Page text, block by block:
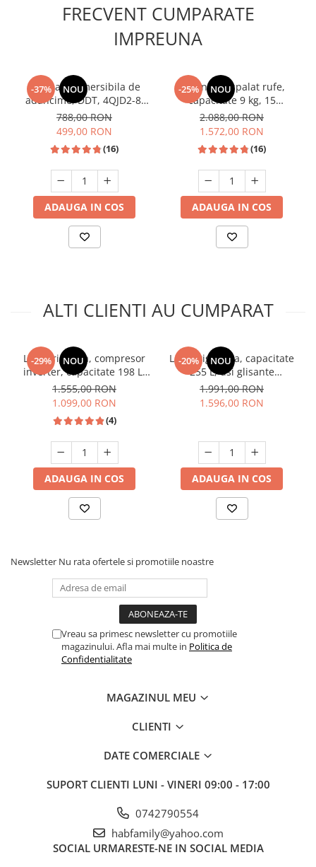
FRECVENT CUMPARATE
IMPREUNA
-37% NOU
Pompa submersibila de
adancime, DDT, 4QJD2-8,
1500 W, 8 turbine, Inox,
cablu 25m
788,00 RON
499,00 RON
(16)
ADAUGA IN COS
-25% NOU
Masina de spalat rufe,
capacitate 9 kg, 15
programe, 1400 Rpm, clasa
A, Slim, motor Inverter,
Samus WSLI-9144
2.088,00 RON
1.572,00 RON
(16)
ADAUGA IN COS
ALTI CLIENTI AU CUMPARAT
-29% NOU
Lada frigorifia, compresor
inverter, capacitate 198 L,
congelare rapida, roti,
Negru, HEINNER
1.555,00 RON
1.099,00 RON
(4)
ADAUGA IN COS
-20% NOU
Lada frigorifica, capacitate
255 L, usi glisante
transparente, convertibil
frigider, termostat, Alb,
HEINNER
1.991,00 RON
1.596,00 RON
ADAUGA IN COS
Newsletter Nu rata ofertele si promotiile noastre
Vreau sa primesc newsletter cu promotiile
magazinului. Afla mai multe in Politica de
Confidentialitate
MAGAZINUL MEU
CLIENTI
DATE COMERCIALE
SUPORT CLIENTI LUNI - VINERI 09:00 - 17:00
0742790554
habfamily@yahoo.com
SOCIAL URMARESTE-NE IN SOCIAL MEDIA